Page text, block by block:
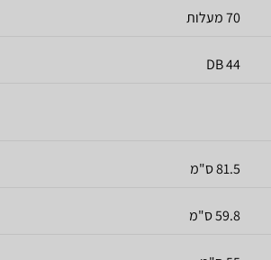
70 מעלות
44 DB
81.5 ס"מ
59.8 ס"מ